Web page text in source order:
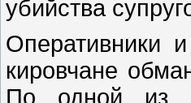
убийства
Оперативники
кировчане
По одной из